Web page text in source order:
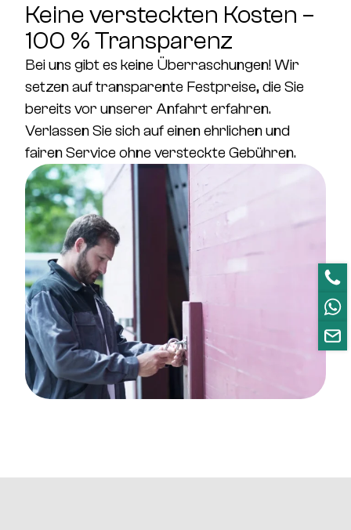
Keine versteckten Kosten –
100 % Transparenz
Bei uns gibt es keine Überraschungen!Wir
setzen auf transparente Festpreise, die Sie
bereits vor unserer Anfahrt erfahren.
Verlassen Sie sich auf einen ehrlichen und
fairen Service ohne versteckte Gebühren.